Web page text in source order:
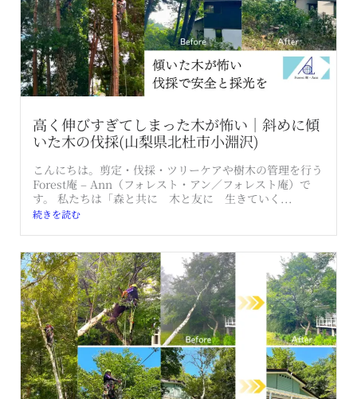
高く伸びすぎてしまった木が怖い｜斜めに傾
いた木の伐採(山梨県北杜市小淵沢)
こんにちは。剪定・伐採・ツリーケアや樹木の管理を行う
Forest庵 – Ann（フォレスト・アン／フォレスト庵）で
す。 私たちは「森と共に 木と友に 生きていく...
続きを読む